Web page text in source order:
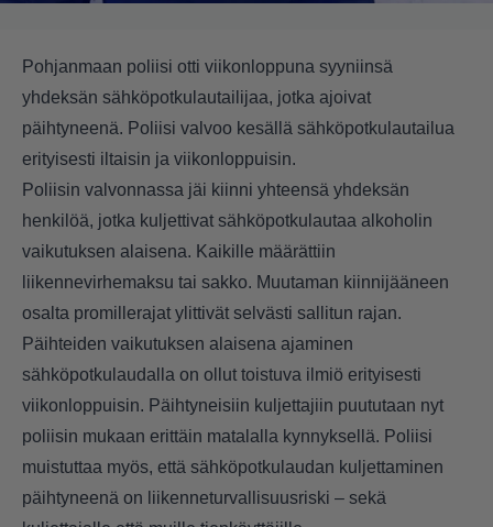
Pohjanmaan poliisi otti viikonloppuna syyniinsä
yhdeksän sähköpotkulautailijaa, jotka ajoivat
päihtyneenä. Poliisi valvoo kesällä sähköpotkulautailua
erityisesti iltaisin ja viikonloppuisin.
Poliisin valvonnassa jäi kiinni yhteensä yhdeksän
henkilöä, jotka kuljettivat sähköpotkulautaa alkoholin
vaikutuksen alaisena. Kaikille määrättiin
liikennevirhemaksu tai sakko. Muutaman kiinnijääneen
osalta promillerajat ylittivät selvästi sallitun rajan.
Päihteiden vaikutuksen alaisena ajaminen
sähköpotkulaudalla on ollut toistuva ilmiö erityisesti
viikonloppuisin. Päihtyneisiin kuljettajiin puututaan nyt
poliisin mukaan erittäin matalalla kynnyksellä. Poliisi
muistuttaa myös, että sähköpotkulaudan kuljettaminen
päihtyneenä on liikenneturvallisuusriski – sekä